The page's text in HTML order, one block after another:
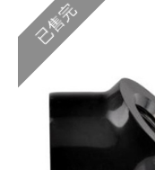
已售完